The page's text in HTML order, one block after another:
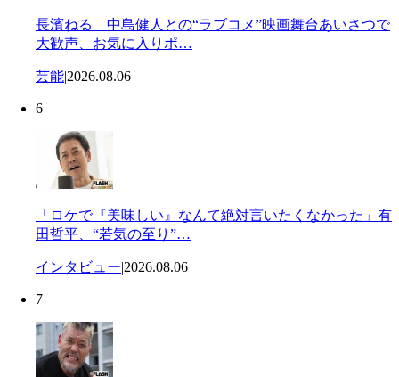
長濱ねる 中島健人との“ラブコメ”映画舞台あいさつで
大歓声、お気に入りポ…
芸能|2026.08.06
6
「ロケで『美味しい』なんて絶対言いたくなかった」有
田哲平、“若気の至り”…
インタビュー|2026.08.06
7